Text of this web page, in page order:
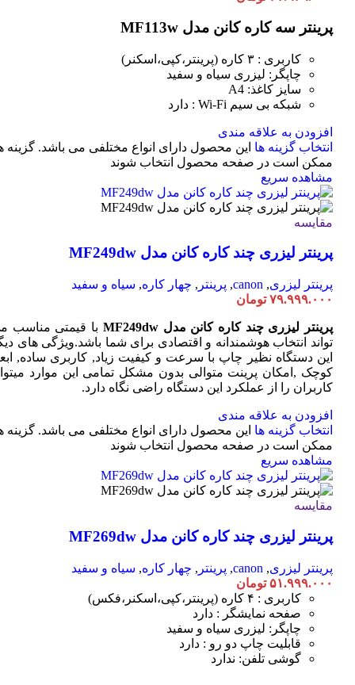
پرینتر سه کاره کانن مدل MF113w
کاربری : ۳ کاره (پرینتر،کپی،اسکنر)
چاپگر: لیزری سیاه و سفید
سایز کاغذ: A4
شبکه بی سیم Wi-Fi : دارد
افزودن به علاقه مندی
انتخاب گزینه ها این محصول دارای انواع مختلفی می باشد. گزینه
ممکن است در صفحه محصول انتخاب شوند
مشاهده سریع
مقایسه
پرینتر لیزری چند کاره کانن مدل MF249dw
پرینتر لیزری,
canon
, پرینتر , چهار کاره, سیاه و سفید
۷۹.۹۹۹.۰۰۰ تومان
پرینتر لیزری چند کاره کانن مدل MF249dw
با قیمتی مناسب
تواند انتخاب هوشمندانه و اقتصادی برای شما باشد.ویژگی های
این دستگاه نظیر چاپ با سرعت و کیفیت زیاد, کاربری ساده,
کوچک ,امکان پرینت متوالی بدون مشکل تمامی این موارد
کاربران را از عملکرد این دستگاه راضی نگاه دارد.
افزودن به علاقه مندی
انتخاب گزینه ها این محصول دارای انواع مختلفی می باشد. گزینه
ممکن است در صفحه محصول انتخاب شوند
مشاهده سریع
مقایسه
پرینتر لیزری چند کاره کانن مدل MF269dw
پرینتر لیزری,
canon
, پرینتر , چهار کاره, سیاه و سفید
۵۱.۹۹۹.۰۰۰ تومان
کاربری : ۴ کاره (پرینتر،کپی،اسکنر،فکس)
صفحه نمایشگر : دارد
چاپگر: لیزری سیاه و سفید
قابلیت چاپ دو رو : دارد
گوشی تلفن: ندارد